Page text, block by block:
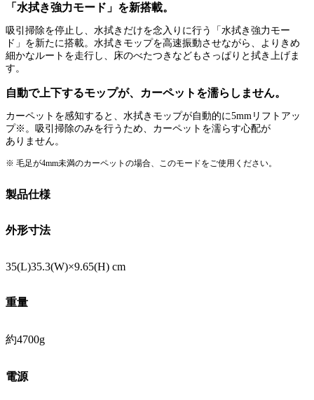
「水拭き強力モード」を新搭載。
吸引掃除を停止し、水拭きだけを念入りに行う「水拭き強力モー
ド」を新たに搭載。水拭きモップを高速振動させながら、よりきめ
細かなルートを走行し、床のべたつきなどもさっぱりと拭き上げま
す。
自動で上下するモップが、カーペットを濡らしません。
カーペットを感知すると、水拭きモップが自動的に5mmリフトアッ
プ※。吸引掃除のみを行うため、カーペットを濡らす心配が
ありません。
※ 毛足が4mm未満のカーペットの場合、このモードをご使用ください。
製品仕様
外形寸法
35(L)35.3(W)×9.65(H) cm
重量
約4700g
電源